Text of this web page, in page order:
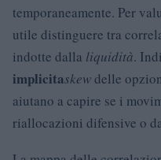
temporaneamente. Per
utile distinguere tra
indotte dalla liquidità.
implicitaskewdelle
aiutano a capire se i
riallocazioni difensive o